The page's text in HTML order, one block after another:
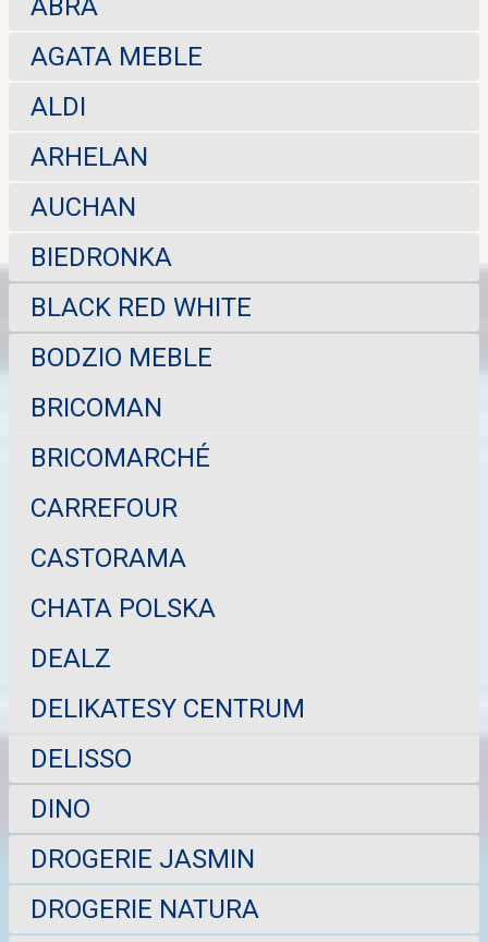
AGATA MEBLE
ALDI
ARHELAN
AUCHAN
BIEDRONKA
BLACK RED WHITE
BODZIO MEBLE
BRICOMAN
BRICOMARCHÉ
CARREFOUR
CASTORAMA
CHATA POLSKA
DEALZ
DELIKATESY CENTRUM
DELISSO
DINO
DROGERIE JASMIN
DROGERIE NATURA